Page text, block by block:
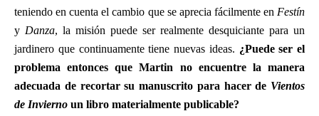
teniendo en cuenta el cambio que se aprecia fácilmente en Festín
y Danza, la misión puede ser realmente desquiciante para un
jardinero que continuamente tiene nuevas ideas. ¿Puede ser el
problema entonces que Martin no encuentre la manera
adecuada de recortar su manuscrito para hacer de Vientos
de Invierno un libro materialmente publicable?